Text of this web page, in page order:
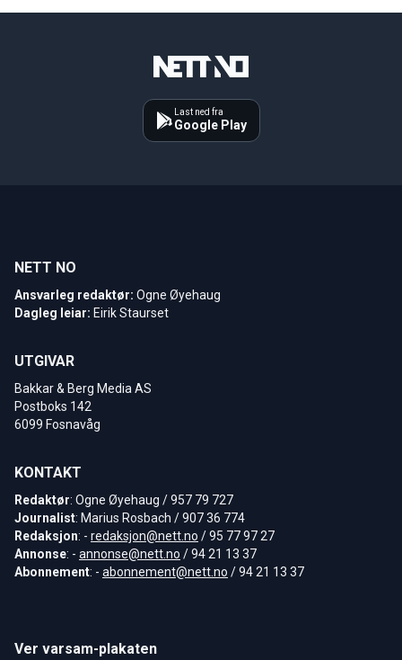
Last ned fra
Google Play
NETT NO
Ansvarleg redaktør: Ogne Øyehaug
Dagleg leiar: Eirik Staurset
UTGIVAR
Bakkar & Berg Media AS
Postboks 142
6099 Fosnavåg
KONTAKT
Redaktør: Ogne Øyehaug / 957 79 727
Journalist: Marius Rosbach / 907 36 774
Redaksjon: - redaksjon@nett.no / 95 77 97 27
Annonse: - annonse@nett.no / 94 21 13 37
Abonnement: - abonnement@nett.no / 94 21 13 37
Ver varsam-plakaten